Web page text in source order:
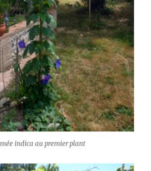
indica au premier plant